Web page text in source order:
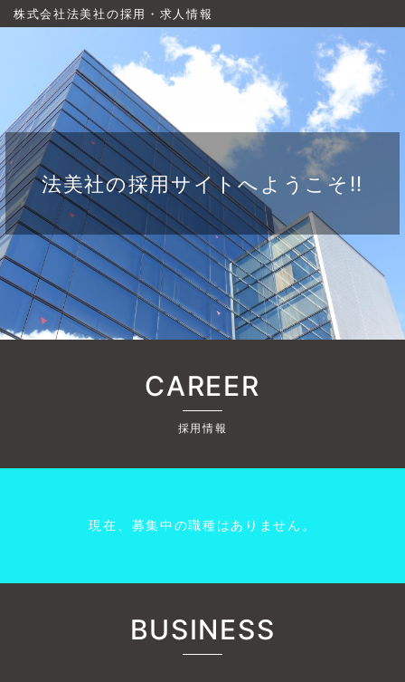
株式会社法美社の採用・求人情報
法美社の採用サイトへようこそ!!
CAREER
採用情報
現在、募集中の職種はありません。
BUSINESS